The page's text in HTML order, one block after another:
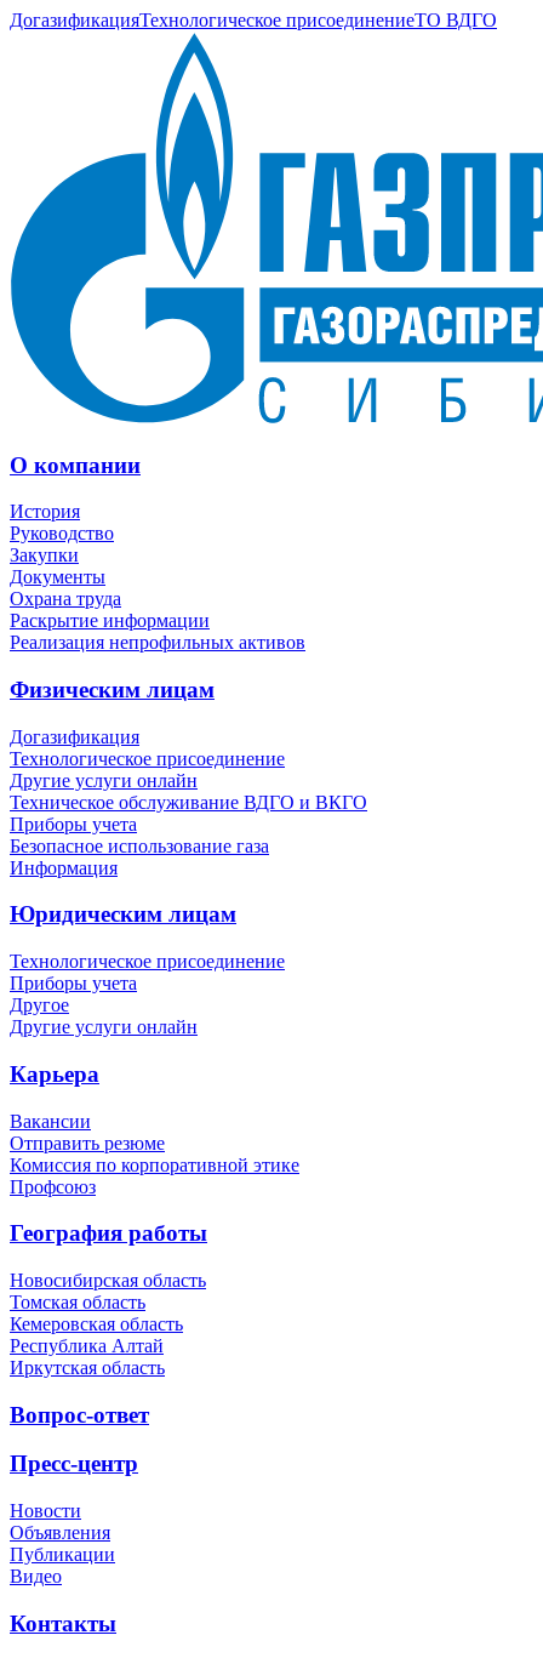
ДогазификацияТехнологическое присоединениеТО ВДГО
О компании
История
Руководство
Закупки
Документы
Охрана труда
Раскрытие информации
Реализация непрофильных активов
Физическим лицам
Догазификация
Технологическое присоединение
Другие услуги онлайн
Техническое обслуживание ВДГО и ВКГО
Приборы учета
Безопасное использование газа
Информация
Юридическим лицам
Технологическое присоединение
Приборы учета
Другое
Другие услуги онлайн
Карьера
Вакансии
Отправить резюме
Комиссия по корпоративной этике
Профсоюз
География работы
Новосибирская область
Томская область
Кемеровская область
Республика Алтай
Иркутская область
Вопрос-ответ
Пресс-центр
Новости
Объявления
Публикации
Видео
Контакты